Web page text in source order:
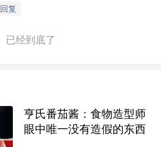
回复
已经到底了
亨氏番茄酱：食物造型师
眼中唯一没有造假的东西